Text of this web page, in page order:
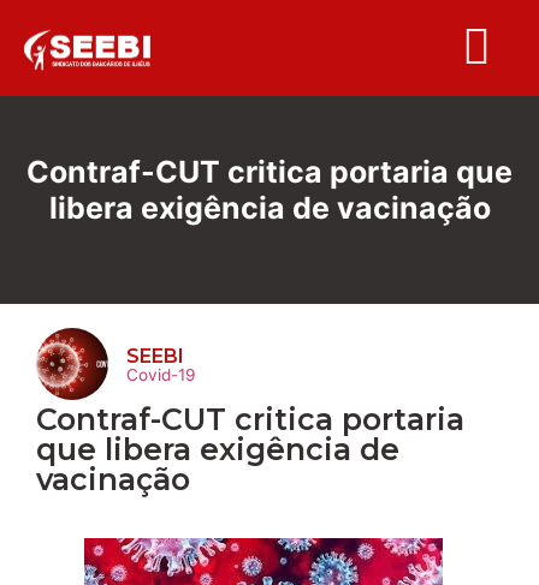
Contraf-CUT critica portaria que
libera exigência de vacinação
SEEBI
Covid-19
Contraf-CUT critica portaria
que libera exigência de
vacinação